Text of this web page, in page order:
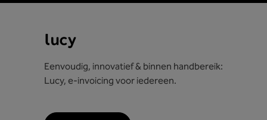
Eenvoudig, innovatief & binnen handbereik:
Lucy, e-invoicing voor iedereen.